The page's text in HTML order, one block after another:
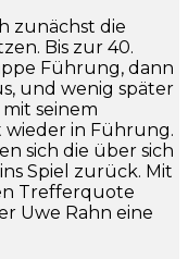
zunächst die
Bis zur 40.
Führung, dann
und wenig später
seinem
wieder in Führung.
sich die über sich
Spiel zurück. Mit
Trefferquote
Uwe Rahn eine